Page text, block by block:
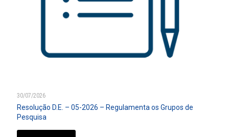
30/07/2026
Resolução D.E. – 05-2026 – Regulamenta os Grupos de
Pesquisa